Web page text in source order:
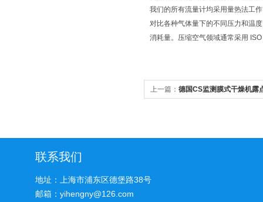
我们的所有流量计均采用量热法工
对比各种气体量下的不同压力和温
消耗量。压缩空气领域通常采用
上一篇： 德国CS监测膜式干燥机露
联系我们
地址：上海市浦东区德堡路38号
邮箱：yihengny@126.com